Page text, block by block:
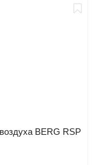
BERG RSP